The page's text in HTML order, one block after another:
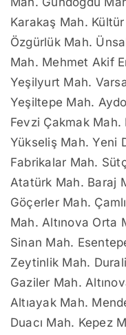
Karakaş Mah.
Özgürlük Mah.
Mah. Mehmet Akif
Yeşilyurt Mah.
Yeşiltepe Mah.
Fevzi Çakmak
Yükseliş Mah. Yeni
Fabrikalar Mah.
Atatürk Mah. Baraj
Göçerler Mah.
Mah. Altınova Orta
Sinan Mah.
Zeytinlik Mah.
Gaziler Mah.
Altıayak Mah.
Duacı Mah. Kepez